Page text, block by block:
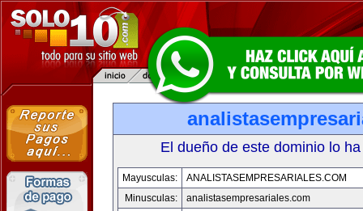
El dueño de este dominio lo
Mayusculas:
ANALISTASEMPRESARIALES.COM
Minusculas:
analistasempresariales.com